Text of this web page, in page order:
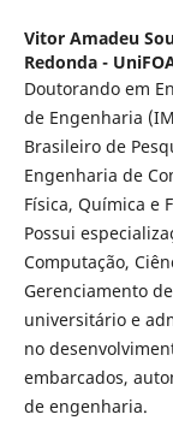
Vitor Amadeu
Redonda -
Doutorando em
de Engenharia
Brasileiro de
Engenharia de
Física, Química e
Possui
Computação,
Gerenciamento
universitário e
no
embarcados,
de engenharia.